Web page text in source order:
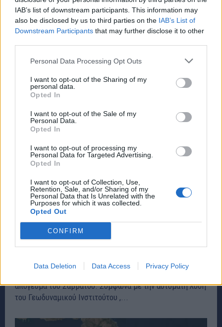
IAB’s list of downstream participants. This information may
also be disclosed by us to third parties on the IAB’s List of
Downstream Participants that may further disclose it to other
Personal Data Processing Opt Outs
I want to opt-out of the Sharing of my
personal data.
Opted In
I want to opt-out of the Sale of my
Personal Data.
Opted In
I want to opt-out of processing my
Personal Data for Targeted Advertising.
Opted In
I want to opt-out of Collection, Use,
Retention, Sale, and/or Sharing of my
Personal Data that Is Unrelated with the
Purposes for which it was collected.
Opted Out
CONFIRM
Data Deletion Data Access Privacy Policy
Σεισμός το πρωί στη Βοιωτία
ΕΙΔΗΣΕΙΣ 12 Ιανουαρίου, 2023
Σεισμός μεγέθους 3,7 βαθμών της κλίμακας Ρίχτερ
σημειώθηκε πριν από λίγο στη Βοιωτία. Σύμφωνα με την
Nέος σεισμός στην Εύβοια
απόγευμα του Σαββάτου. Σύμφωνα με την αυτόματη λύση
του Γεωδυναμικού Ινστιτούτου ,...